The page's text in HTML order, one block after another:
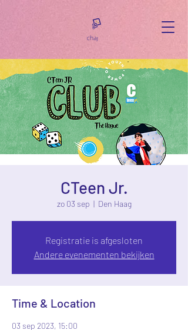
CTeen Jr.
zo 03 sep
  |
Den Haag
Registratie is afgesloten
Andere evenementen bekijken
Time & Location
03 sep 2023, 15:00